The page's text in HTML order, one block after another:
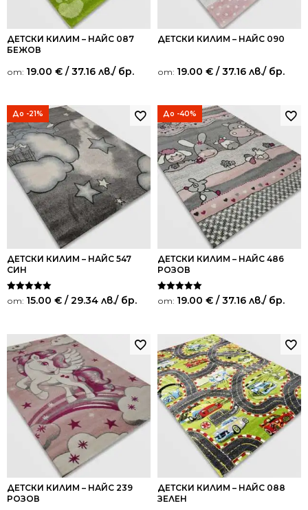
ДЕТСКИ КИЛИМ – НАЙС 087
БЕЖОВ
от: 19.00 € / 37.16 лв./ бр.
ДЕТСКИ КИЛИМ – НАЙС 090
от: 19.00 € / 37.16 лв./ бр.
До -21%
ДЕТСКИ КИЛИМ – НАЙС 547
СИН
Оценено на
5.00
от: 15.00 € / 29.34 лв./ бр.
До -40%
ДЕТСКИ КИЛИМ – НАЙС 486
РОЗОВ
Оценено на
5.00
от: 19.00 € / 37.16 лв./ бр.
ДЕТСКИ КИЛИМ – НАЙС 239
РОЗОВ
ДЕТСКИ КИЛИМ – НАЙС 088
ЗЕЛЕН